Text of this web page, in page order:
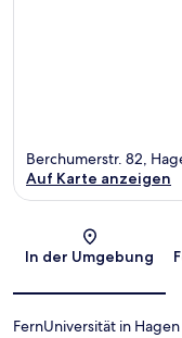
Berchumerstr. 82,
Auf Karte anzeigen
In der Umgebung
FernUniversität in Hagen